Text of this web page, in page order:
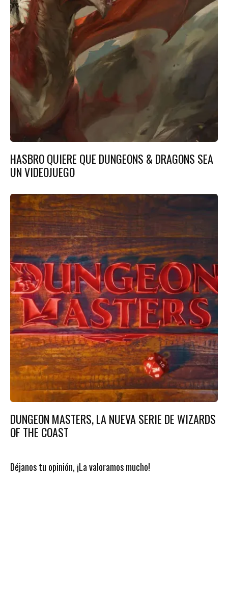
HASBRO QUIERE QUE DUNGEONS & DRAGONS SEA
UN VIDEOJUEGO
DUNGEON MASTERS, LA NUEVA SERIE DE WIZARDS
OF THE COAST
Déjanos tu opinión, ¡La valoramos mucho!